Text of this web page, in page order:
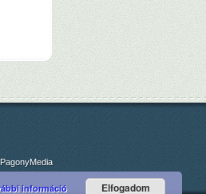
PagonyMedia
információ Elfogadom